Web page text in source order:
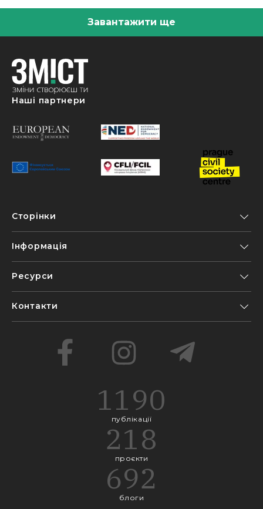
Завантажити ще
Наші партнери
Сторінки
Інформація
Ресурси
Контакти
1190
публікації
218
проєкти
692
блоги